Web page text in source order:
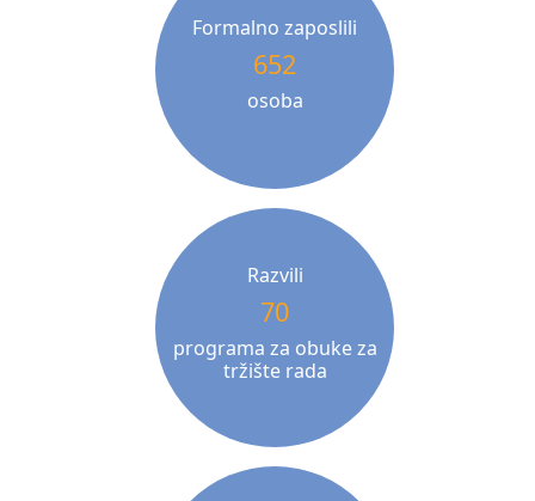
Formalno zaposlili
652
osoba
Razvili
70
programa za obuke za
tržište rada